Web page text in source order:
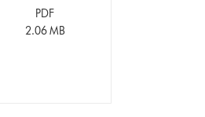
PDF
2.06 MB